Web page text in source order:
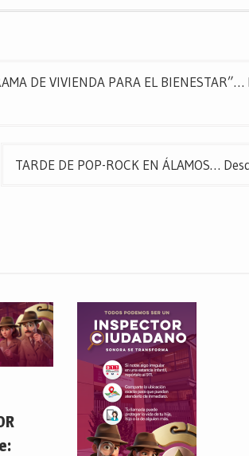
DE VIVIENDA PARA EL
TARDE DE POP-ROCK EN ÁLAMOS…